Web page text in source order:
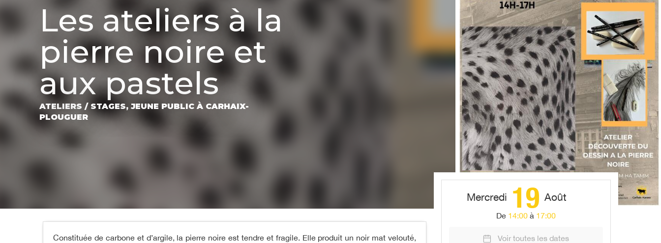
Les ateliers à la
pierre noire et
aux pastels
ATELIERS / STAGES, JEUNE PUBLIC À CARHAIX-
PLOUGUER
Constituée de carbone et d’argile, la pierre noire est tendre et fragile. Elle produit un noir mat velouté,
Mercredi 19 Août
De 14:00 à 17:00
Voir toutes les dates